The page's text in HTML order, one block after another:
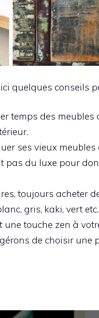
quelques conseils
temps des meubles
ses vieux meubles
pas du luxe pour
toujours acheter
gris, kaki, vert etc.
touche zen à
de choisir une